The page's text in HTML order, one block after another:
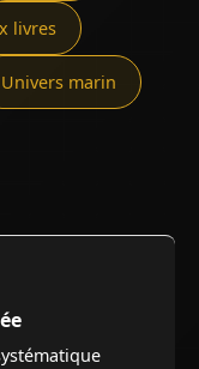
livres
Univers marin